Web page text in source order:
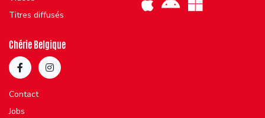
Titres diffusés
Chérie Belgique
Contact
Jobs